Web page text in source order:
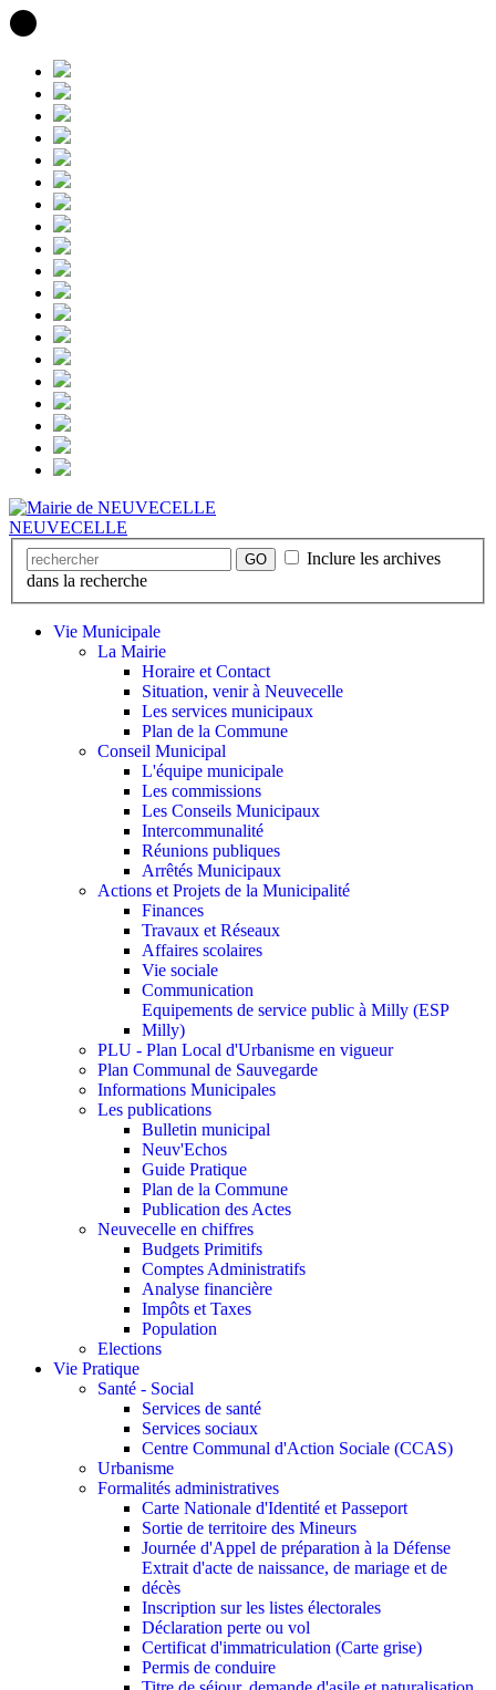
NEUVECELLE
GO
Inclure les archives
dans la recherche
Vie Municipale
La Mairie
Horaire et Contact
Situation, venir à Neuvecelle
Les services municipaux
Plan de la Commune
Conseil Municipal
L'équipe municipale
Les commissions
Les Conseils Municipaux
Intercommunalité
Réunions publiques
Arrêtés Municipaux
Actions et Projets de la Municipalité
Finances
Travaux et Réseaux
Affaires scolaires
Vie sociale
Communication
Equipements de service public à Milly (ESP
Milly)
PLU - Plan Local d'Urbanisme en vigueur
Plan Communal de Sauvegarde
Informations Municipales
Les publications
Bulletin municipal
Neuv'Echos
Guide Pratique
Plan de la Commune
Publication des Actes
Neuvecelle en chiffres
Budgets Primitifs
Comptes Administratifs
Analyse financière
Impôts et Taxes
Population
Elections
Vie Pratique
Santé - Social
Services de santé
Services sociaux
Centre Communal d'Action Sociale (CCAS)
Urbanisme
Formalités administratives
Carte Nationale d'Identité et Passeport
Sortie de territoire des Mineurs
Journée d'Appel de préparation à la Défense
Extrait d'acte de naissance, de mariage et de
décès
Inscription sur les listes électorales
Déclaration perte ou vol
Certificat d'immatriculation (Carte grise)
Permis de conduire